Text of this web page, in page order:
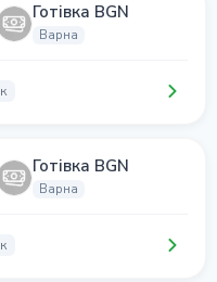
Готівка BGN
Варна
Готівка BGN
Варна